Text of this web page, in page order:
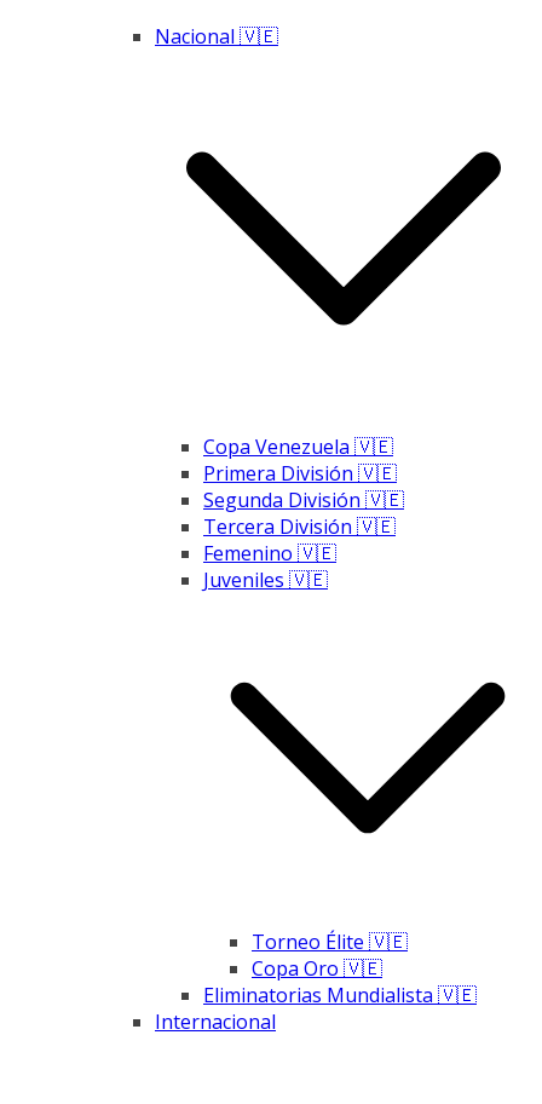
Nacional 🇻🇪
Copa Venezuela 🇻🇪
Primera División 🇻🇪
Segunda División 🇻🇪
Tercera División 🇻🇪
Femenino 🇻🇪
Juveniles 🇻🇪
Torneo Élite 🇻🇪
Copa Oro 🇻🇪
Eliminatorias Mundialista 🇻🇪
Internacional